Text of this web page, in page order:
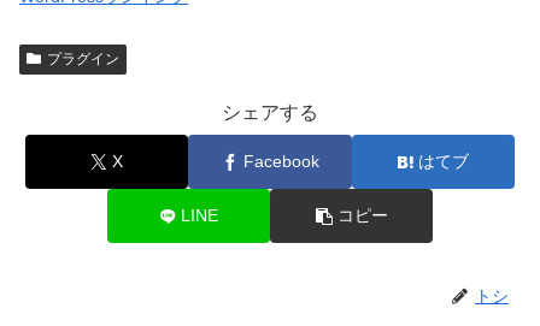
プラグイン
シェアする
X Facebook はてブ
LINE コピー
トシ